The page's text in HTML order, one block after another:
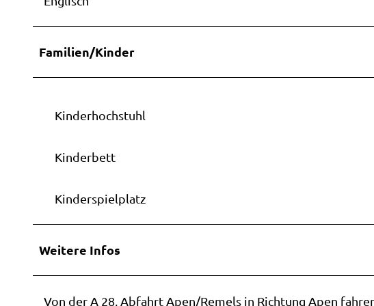
Familien/Kinder
Kinderhochstuhl
Kinderbett
Kinderspielplatz
Weitere Infos
Von der A 28, Abfahrt Apen/Remels in Richtung Apen